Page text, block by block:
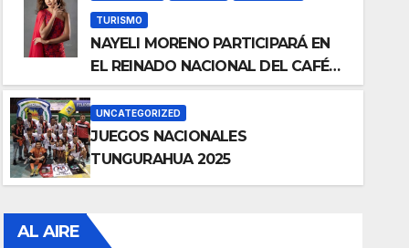
UNCATEGORIZED
JUEGOS NACIONALES
Julio 17, 2025 Radio
TURISMO
NAYELI MORENO PARTICIPARÁ EN
EL REINADO NACIONAL DEL CAFÉ
LA TOQUILLA 2025 EN
REPRESENTACIÓN DE SUCUMBÍOS
UNCATEGORIZED
JUEGOS NACIONALES
TUNGURAHUA 2025
AL AIRE